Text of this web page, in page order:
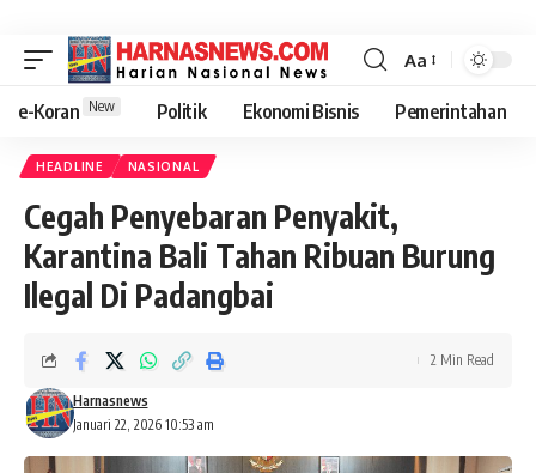
Aa
e-Koran New Politik Ekonomi Bisnis Pemerintahan
HEADLINE NASIONAL
Cegah Penyebaran Penyakit,
Karantina Bali Tahan Ribuan Burung
Ilegal Di Padangbai
Januari 22, 2026 10:53 am
Harnasnews
2 Min Read